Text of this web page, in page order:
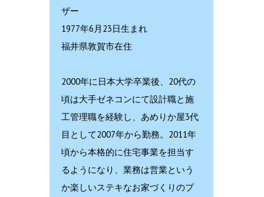
ザー
1977年6月23日生まれ
福井県敦賀市在住
2000年に日本大学卒業後、20代の
頃は大手ゼネコンにて設計職と施
工管理職を経験し、あめりか屋3代
目として2007年から勤務。2011年
頃から本格的に住宅事業を担当す
るようになり、業務は営業という
か楽しいステキなお家づくりのプ